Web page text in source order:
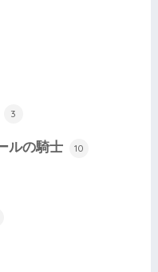
3
ルの騎士 10